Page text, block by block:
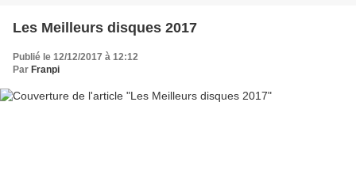
Les Meilleurs disques 2017
Publié le 12/12/2017 à 12:12
Par Franpi